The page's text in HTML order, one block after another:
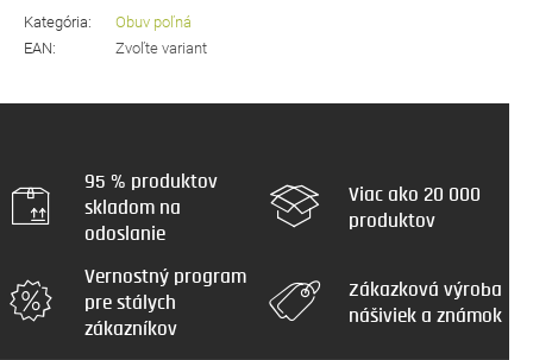
Kategória:
Obuv poľná
EAN: Zvoľte variant
95 % produktov
skladom na
odoslanie
Viac ako 20 000
produktov
Vernostný program
pre stálych
zákazníkov
Zákazková výroba
nášiviek a známok